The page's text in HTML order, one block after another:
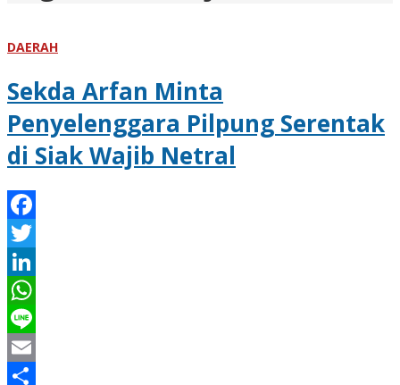
DAERAH
Sekda Arfan Minta
Penyelenggara Pilpung Serentak
di Siak Wajib Netral
Facebook
Twitter
LinkedIn
WhatsApp
Line
Email